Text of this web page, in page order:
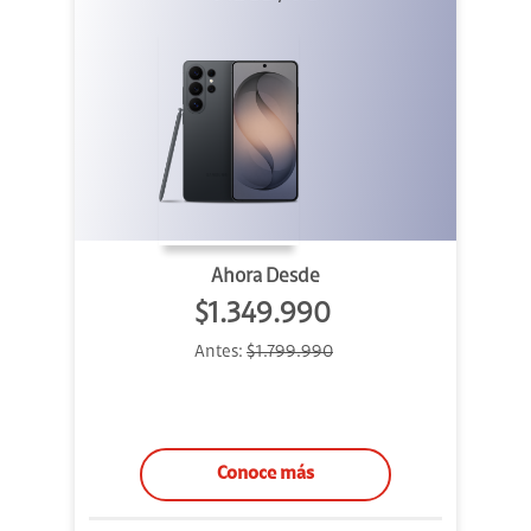
Ahora Desde
$1.349.990
Antes: $1.799.990
Conoce más